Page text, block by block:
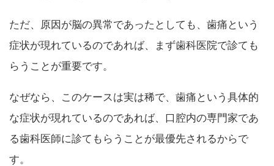
ただ、原因が脳の異常であったとしても、歯痛という
症状が現れているのであれば、まず歯科医院で診ても
らうことが重要です。
なぜなら、このケースは実は稀で、歯痛という具体的
な症状が現れているのであれば、口腔内の専門家であ
る歯科医師に診てもらうことが最優先されるからで
す。